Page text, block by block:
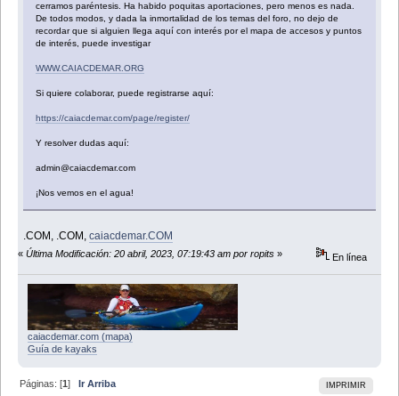
cerramos paréntesis. Ha habido poquitas aportaciones, pero menos es nada.
De todos modos, y dada la inmortalidad de los temas del foro, no dejo de
recordar que si alguien llega aquí con interés por el mapa de accesos y puntos
de interés, puede investigar
WWW.CAIACDEMAR.ORG
Si quiere colaborar, puede registrarse aquí:
https://caiacdemar.com/page/register/
Y resolver dudas aquí:
admin@caiacdemar.com
¡Nos vemos en el agua!
.COM, .COM,caiacdemar.COM
« Última Modificación: 20 abril, 2023, 07:19:43 am por ropits » En línea
caiacdemar.com (mapa)
Guía de kayaks
IMPRIMIR
Páginas: [1]
Ir Arriba